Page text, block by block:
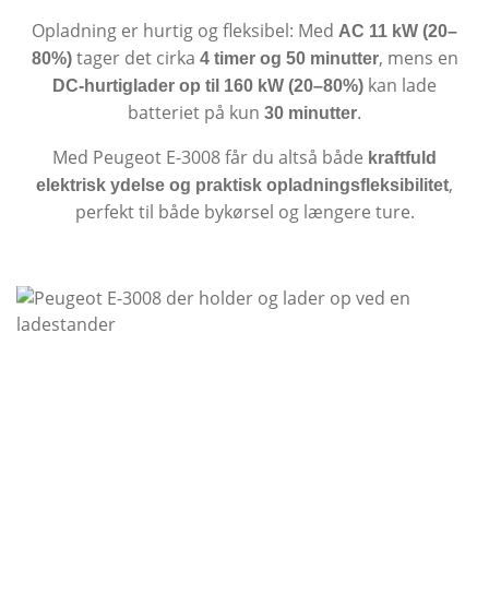
Opladning er hurtig og fleksibel: Med AC 11 kW (20–
80%)tager det cirka 4 timer og 50 minutter, mens en
DC-hurtiglader op til 160 kW (20–80%) kan lade
batteriet på kun 30 minutter.
Med Peugeot E-3008 får du altså både kraftfuld
elektrisk ydelse og praktisk opladningsfleksibilitet,
perfekt til både bykørsel og længere ture.